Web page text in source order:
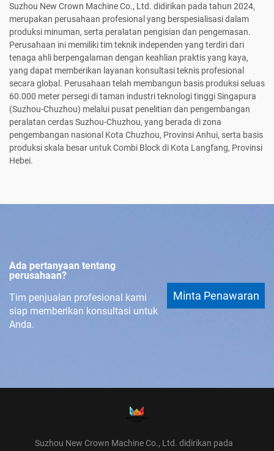
Suzhou New Crown Machine Co., Ltd. didirikan pada tahun 2024,
merupakan perusahaan profesional yang berspesialisasi dalam
produksi minuman, serta peralatan pengisian dan pengemasan.
Perusahaan ini memiliki tim teknik independen yang terdiri dari
tenaga ahli berpengalaman dengan keahlian praktis yang kaya,
yang dapat memberikan layanan konsultasi teknis profesional
secara global. Perusahaan telah membangun basis produksi seluas
60.000 meter persegi di taman industri teknologi tinggi Singapura
(Suzhou-Chuzhou) melalui pusat penelitian dan pengembangan
peralatan cerdas Suzhou-Chuzhou, yang berada di zona
pengembangan nasional Kota Chuzhou, Provinsi Anhui, serta basis
produksi skala besar untuk Combi Block di Kota Langfang, Provinsi
Hebei.
Ada pertanyaan tentang
perusahaan?
Tim penjualan profesional kami
siap memberikan konsultasi untuk
Anda.
Minta Penawaran
Suzhou New Crown Machine Co., Ltd. didirikan pada